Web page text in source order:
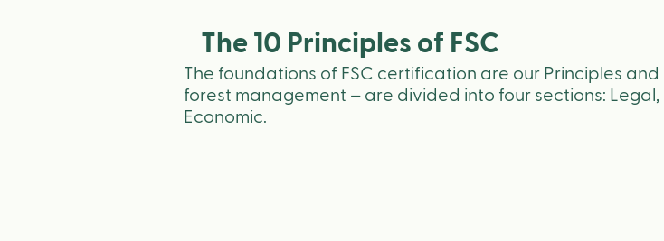
The 10 Principles of FSC
The foundations of FSC certification are our Principles and
forest management – are divided into four sections:
Economic.